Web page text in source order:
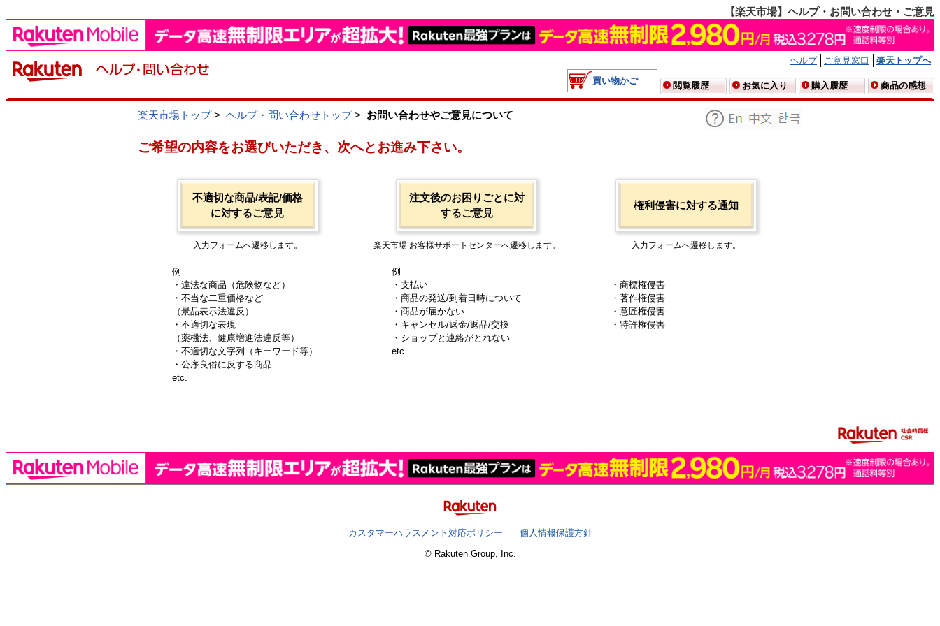
【楽天市場】ヘルプ・お問い合わせ・ご意見
ヘルプ ご意見窓口
楽天トップへ
買い物かご
閲覧履歴 お気に入り 購入履歴 商品の感想
楽天市場トップ> ヘルプ・問い合わせトップ> お問い合わせやご意見について
ご希望の内容をお選びいただき、次へとお進み下さい。
不適切な商品/表記/価格
に対するご意見
入力フォームへ遷移します。
例
・違法な商品（危険物など）
・不当な二重価格など
（景品表示法違反）
・不適切な表現
（薬機法、健康増進法違反等）
・不適切な文字列（キーワード等）
・公序良俗に反する商品
etc.
注文後のお困りごとに対
するご意見
楽天市場 お客様サポートセンターへ遷移します。
例
・支払い
・商品の発送/到着日時について
・商品が届かない
・キャンセル/返金/返品/交換
・ショップと連絡がとれない
etc.
権利侵害に対する通知
入力フォームへ遷移します。
・商標権侵害
・著作権侵害
・意匠権侵害
・特許権侵害
カスタマーハラスメント対応ポリシー
個人情報保護方針
© Rakuten Group, Inc.